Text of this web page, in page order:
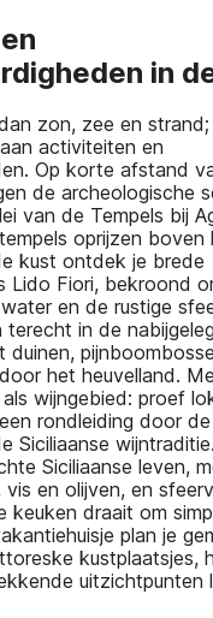
in
zon, zee en
activiteiten en
Op korte afstand
de archeologische
van de Tempels bij
oprijzen boven
kust ontdek je brede
Lido Fiori, bekroond
en de rustige
terecht in de
duinen,
het heuvelland.
wijngebied: proef
rondleiding door
Siciliaanse
Siciliaanse leven,
en olijven, en
keuken draait om
plan je
kustplaatsjes,
uitzichtpunten